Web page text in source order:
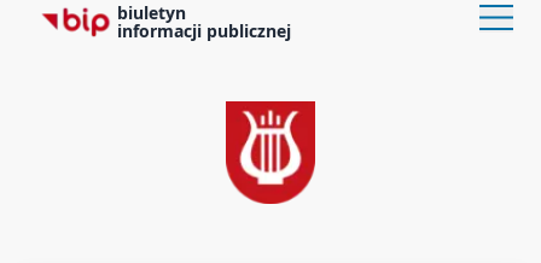
biuletyn
informacji publicznej